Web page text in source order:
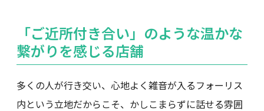
「ご近所付き合い」のような温かな
繋がりを感じる店舗
多くの人が行き交い、心地よく雑音が入るフォーリス
内という立地だからこそ、かしこまらずに話せる雰囲